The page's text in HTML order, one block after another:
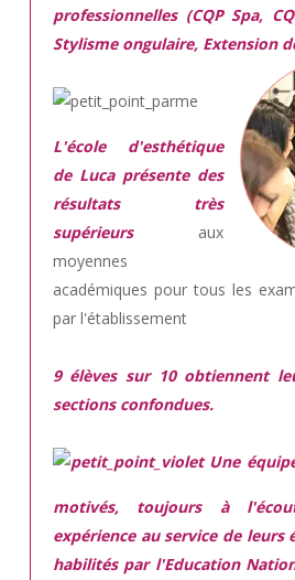
professionnelles (CQP Spa,
Stylisme ongulaire, Extension
L'école d'esthétique
de Luca présente des
résultats très
supérieurs aux
moyennes
académiques pour tous les
par l'établissement
9 élèves sur 10 obtiennent
sections confondues.
Une
motivés,toujours à
expérience au service de leurs
habilités par l'Education